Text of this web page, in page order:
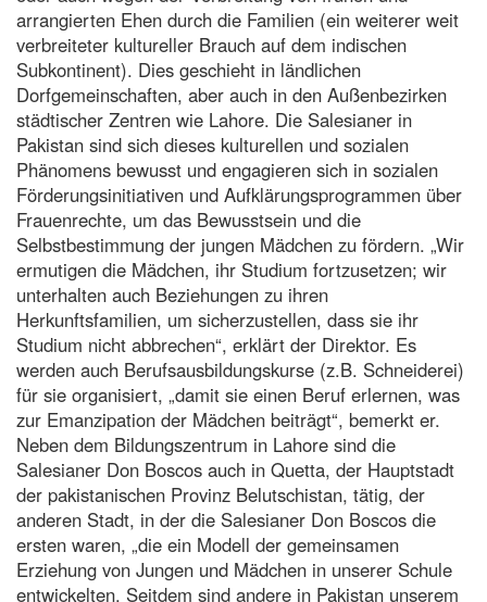
arrangierten Ehen durch die Familien (ein weiterer weit
verbreiteter kultureller Brauch auf dem indischen
Subkontinent). Dies geschieht in ländlichen
Dorfgemeinschaften, aber auch in den Außenbezirken
städtischer Zentren wie Lahore. Die Salesianer in
Pakistan sind sich dieses kulturellen und sozialen
Phänomens bewusst und engagieren sich in sozialen
Förderungsinitiativen und Aufklärungsprogrammen über
Frauenrechte, um das Bewusstsein und die
Selbstbestimmung der jungen Mädchen zu fördern. „Wir
ermutigen die Mädchen, ihr Studium fortzusetzen; wir
unterhalten auch Beziehungen zu ihren
Herkunftsfamilien, um sicherzustellen, dass sie ihr
Studium nicht abbrechen“, erklärt der Direktor. Es
werden auch Berufsausbildungskurse (z.B. Schneiderei)
für sie organisiert, „damit sie einen Beruf erlernen, was
zur Emanzipation der Mädchen beiträgt“, bemerkt er.
Neben dem Bildungszentrum in Lahore sind die
Salesianer Don Boscos auch in Quetta, der Hauptstadt
der pakistanischen Provinz Belutschistan, tätig, der
anderen Stadt, in der die Salesianer Don Boscos die
ersten waren, „die ein Modell der gemeinsamen
Erziehung von Jungen und Mädchen in unserer Schule
entwickelten. Seitdem sind andere in Pakistan unserem